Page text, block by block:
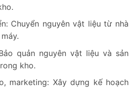
Chuyển nguyên vật liệu từ nhà
quản nguyên vật liệu và sản
kho.
marketing: Xây dựng kế hoạch